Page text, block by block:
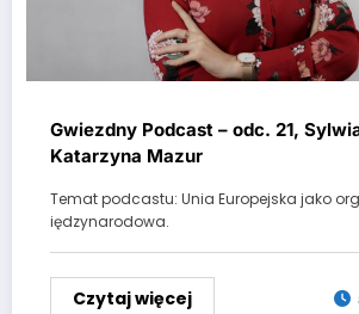
Gwiezdny Podcast – odc. 21,
Katarzyna Mazur
Temat podcastu: Unia Europejska jako
iędzynarodowa.
Czytaj więcej